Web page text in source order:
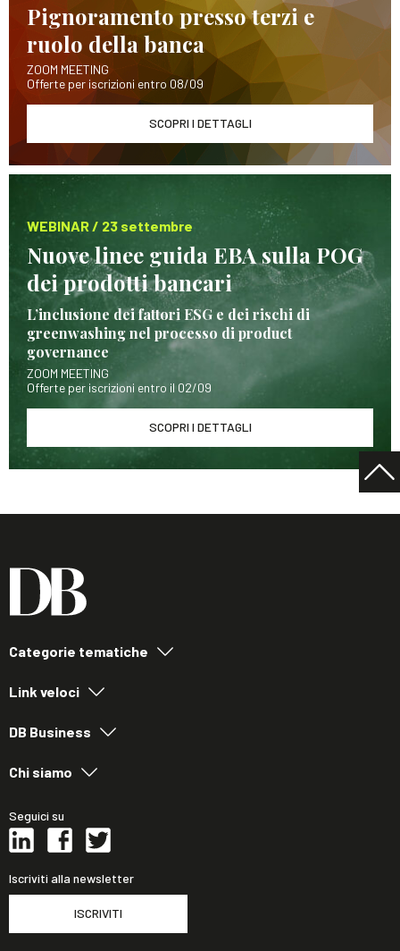
Pignoramento presso terzi e
ruolo della banca
ZOOM MEETING
Offerte per iscrizioni entro 08/09
SCOPRI I DETTAGLI
WEBINAR / 23 settembre
Nuove linee guida EBA sulla POG
dei prodotti bancari
L’inclusione dei fattori ESG e dei rischi di
greenwashing nel processo di product
governance
ZOOM MEETING
Offerte per iscrizioni entro il 02/09
SCOPRI I DETTAGLI
Categorie tematiche
Link veloci
DB Business
Chi siamo
Seguici su
Iscriviti alla newsletter
ISCRIVITI